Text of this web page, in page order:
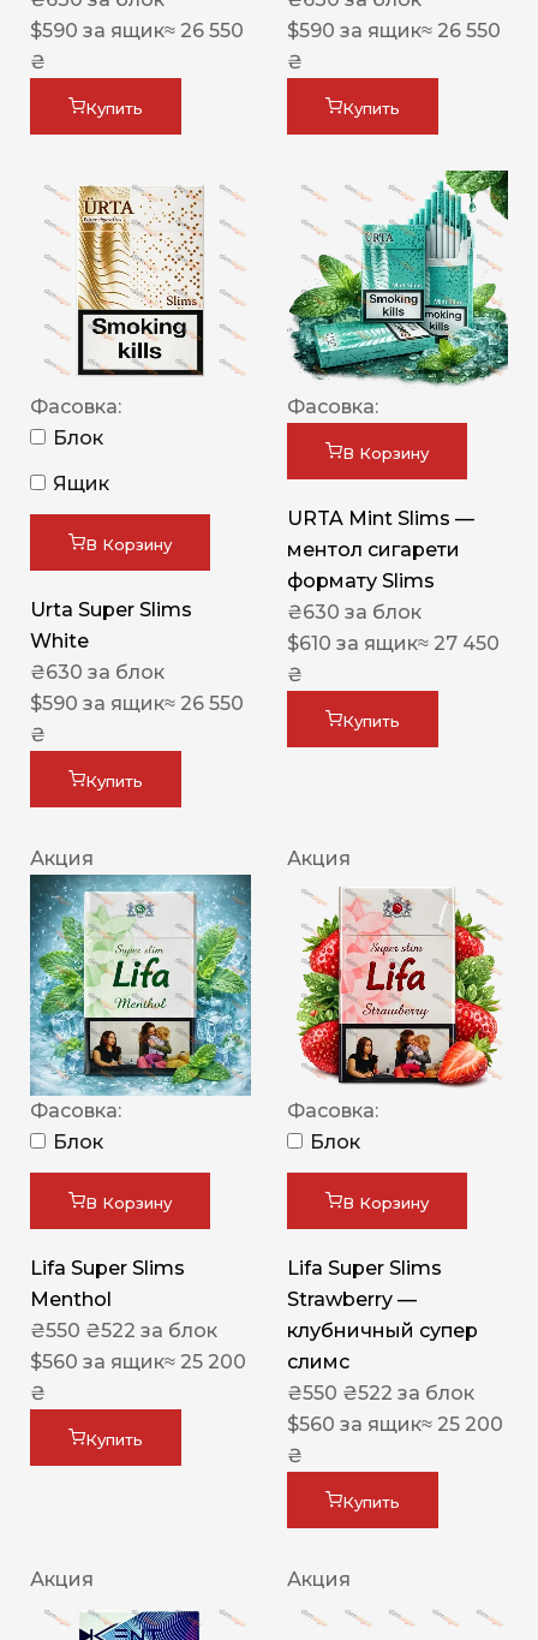
$590 за ящик≈ 26 550
₴
Купить
$590 за ящик≈ 26 550
₴
Купить
Фасовка:
Блок
Ящик
В Корзину
Urta Super Slims
White
₴630 за блок
$590 за ящик≈ 26 550
₴
Купить
Фасовка:
В Корзину
URTA Mint Slims —
ментол сигарети
формату Slims
₴630 за блок
$610 за ящик≈ 27 450
₴
Купить
Акция
Фасовка:
Блок
В Корзину
Lifa Super Slims
Menthol
₴550 ₴522 за блок
$560 за ящик≈ 25 200
₴
Купить
Акция
Фасовка:
Блок
В Корзину
Lifa Super Slims
Strawberry —
клубничный супер
слимс
₴550 ₴522 за блок
$560 за ящик≈ 25 200
₴
Купить
Акция Акция